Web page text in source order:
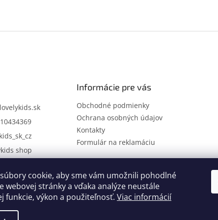
cookie, aby sme vám umožnili pohodlné
webovej stránky a vďaka analýze neustále
funkcie, výkon a použiteľnosť. Viac informácií
lovelykids.sk
shop
Informácie pre vás
Obchodné podmienky
Ochrana osobných údajov
Kontakty
Formulár na reklamáciu
Kontakty Novinky